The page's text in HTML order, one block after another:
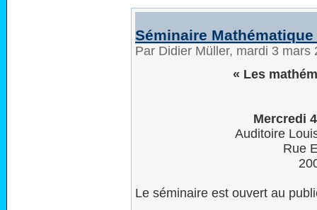
Séminaire
Par Didier Müller, mardi 3
« Les
Mercredi
Auditoire
Rue
Le séminaire est ouvert au